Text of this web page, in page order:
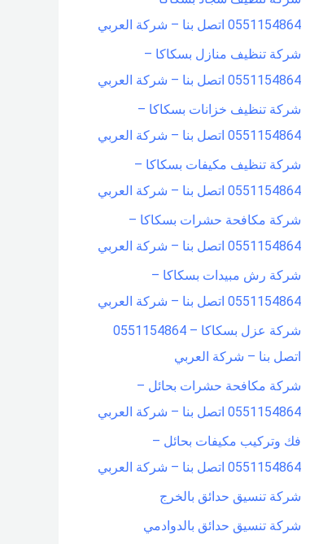
0551154864 اتصل بنا – شركة العربي
شركة تنظيف منازل بسكاكا –
0551154864 اتصل بنا – شركة العربي
شركة تنظيف خزانات بسكاكا –
0551154864 اتصل بنا – شركة العربي
شركة تنظيف مكيفات بسكاكا –
0551154864 اتصل بنا – شركة العربي
شركة مكافحة حشرات بسكاكا –
0551154864 اتصل بنا – شركة العربي
شركة رش مبيدات بسكاكا –
0551154864 اتصل بنا – شركة العربي
شركة عزل بسكاكا – 0551154864
اتصل بنا – شركة العربي
شركة مكافحة حشرات بحائل –
0551154864 اتصل بنا – شركة العربي
فك وتركيب مكيفات بحائل –
0551154864 اتصل بنا – شركة العربي
شركة تنسيق حدائق بالخرج
شركة تنسيق حدائق بالدوادمي